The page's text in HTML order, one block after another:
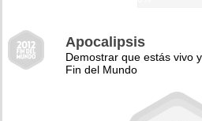
Apocalipsis
Demostrar que estás vivo
Fin del Mundo